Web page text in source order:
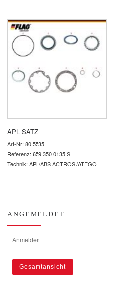
APL SATZ
Art-Nr: 80 5535
Referenz: 659 350 0135 S
Technik: APL/ABS ACTROS /ATEGO
ANGEMELDET
Anmelden
Gesamtansicht